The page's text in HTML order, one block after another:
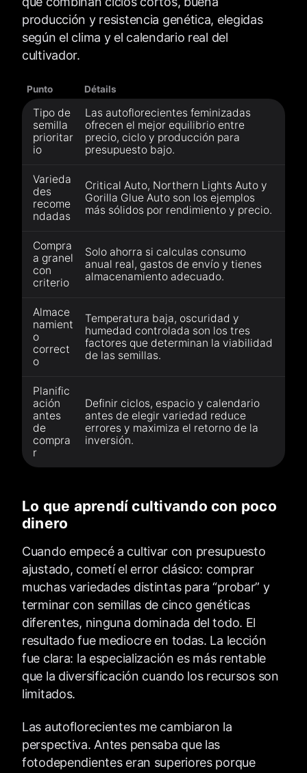
producción y resistencia genética, elegidas
según el clima y el calendario real del
cultivador.
Punto Détails
Tipo de
semilla
prioritar
io
Las autoflorecientes feminizadas
ofrecen el mejor equilibrio entre
precio, ciclo y producción para
presupuesto bajo.
Varieda
des
recome
ndadas
Critical Auto, Northern Lights Auto y
Gorilla Glue Auto son los ejemplos
más sólidos por rendimiento y precio.
Compra
a granel
con
criterio
Solo ahorra si calculas consumo
anual real, gastos de envío y tienes
almacenamiento adecuado.
Almace
namient
o
correct
o
Temperatura baja, oscuridad y
humedad controlada son los tres
factores que determinan la viabilidad
de las semillas.
Planific
ación
antes
de
compra
r
Definir ciclos, espacio y calendario
antes de elegir variedad reduce
errores y maximiza el retorno de la
inversión.
Lo que aprendí cultivando con poco
dinero
Cuando empecé a cultivar con presupuesto
ajustado, cometí el error clásico: comprar
muchas variedades distintas para “probar” y
terminar con semillas de cinco genéticas
diferentes, ninguna dominada del todo. El
resultado fue mediocre en todas. La lección
fue clara: la especialización es más rentable
que la diversificación cuando los recursos son
limitados.
Las autoflorecientes me cambiaron la
perspectiva. Antes pensaba que las
fotodependientes eran superiores porque